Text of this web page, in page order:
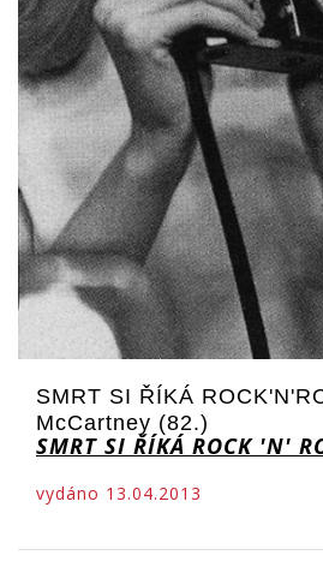
SMRT SI ŘÍKÁ
McCartney (82.)
SMRT SI ŘÍKÁ ROCK 'N'
vydáno 13.04.2013